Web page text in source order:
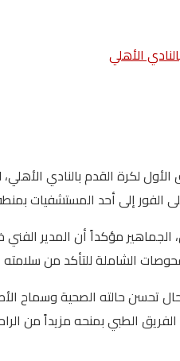
الأهلي
الأول لكرة القدم بالنادي
إلى أحد المستشفيات
مؤكداً أن المدير
الشاملة للتأكد من
تحسن حالته الصحية وسماح
الطبي بمنحه مزيداً من